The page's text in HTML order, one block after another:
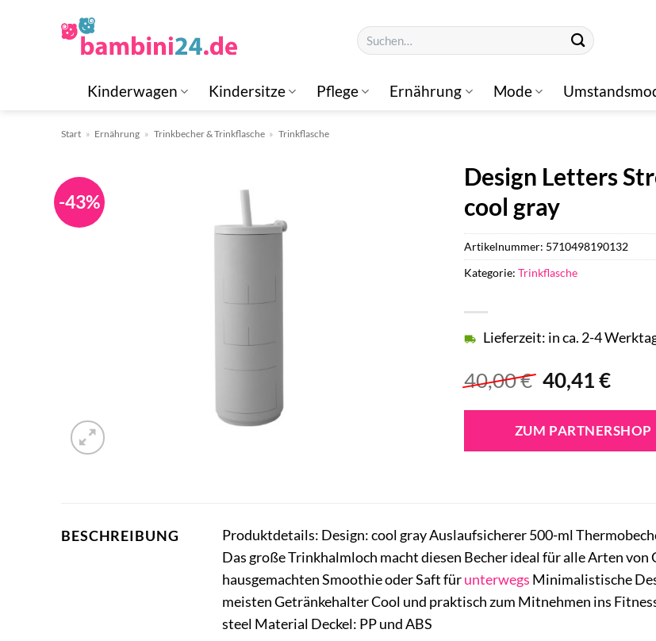
Suchen
nach:
Kinderwagen Kindersitze Pflege Ernährung Mode
Start » Ernährung » Trinkbecher & Trinkflasche » Trinkflasche
-43%
Design Letters
cool gray
40,00€
Preis
war:
40,00 €
40,41€
ist:
Lieferzeit: in ca. 2-4
ZUM PARTNERSHOP
Artikelnummer: 5710498190132
Kategorie:Trinkflasche
BESCHREIBUNG
Produktdetails: Design: cool gray Auslaufsicherer 500-ml
Das große Trinkhalmloch macht diesen Becher ideal für alle Arten
hausgemachten Smoothie oder Saft fürunterwegs Minimalistische
meisten Getränkehalter Cool und praktisch zum Mitnehmen ins
steel Material Deckel: PP und ABS